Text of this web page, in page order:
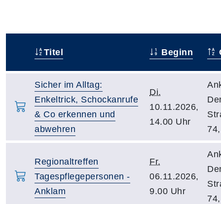
Titel Beginn
Sicher im Alltag:
Enkeltrick, Schockanrufe
& Co erkennen und
abwehren
Di.
10.11.2026,
14.00 Uhr
Regionaltreffen
Tagespflegepersonen -
Anklam
Fr.
06.11.2026,
9.00 Uhr